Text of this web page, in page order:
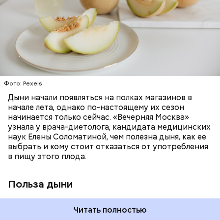
Фото: Pexels
Дыни начали появляться на полках магазинов в
начале лета, однако по-настоящему их сезон
начинается только сейчас. «Вечерняя Москва»
узнала у врача-диетолога, кандидата медицинских
наук Елены Соломатиной, чем полезна дыня, как ее
выбрать и кому стоит отказаться от употребления
в пищу этого плода.
Польза дыни
много энергии, чтобы ее усвоить, рассказала
доктор. Кроме того, этот плод богат витаминами и
минералами. Так, в дыне содержатся:
необходим для обновления кожи. Дыня
«делает пилинг изнутри», обновляет
слизистые оболочки органов. А еще именно
бета-каротин обеспечивает дыне желтый
лютеин и зеаксантин — эти каротиноиды
отлично поддерживают наше зрение;
калий — оказывает мочегонное действие,
поддерживает сердечно-сосудистую
систему и предотвращает скачки давления;
магний — помогает калию и не дает сосудам
спазмироваться.
Читать полностью
ЗДОРОВЬЕ
ПРАВИЛЬНОЕ ПИТАНИЕ
ОВОЩИ
ЛЕТО ФРУКТЫ
По мнению специалиста, здоровому человеку
достаточно включать щавель в рацион несколько
раз в месяц. В небольших количествах в свежем
антибиотиков